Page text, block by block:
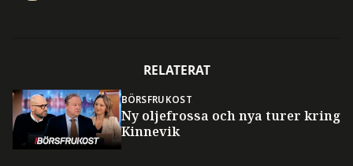
RELATERAT
BÖRSFRUKOST
Ny oljefrossa och nya turer kring
Kinnevik